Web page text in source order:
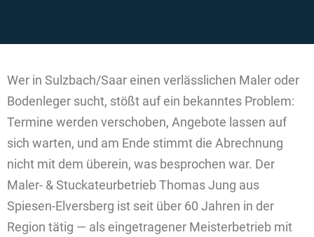
Wer in Sulzbach/Saar einen verlässlichen Maler oder
Bodenleger sucht, stößt auf ein bekanntes Problem:
Termine werden verschoben, Angebote lassen auf
sich warten, und am Ende stimmt die Abrechnung
nicht mit dem überein, was besprochen war. Der
Maler- & Stuckateurbetrieb Thomas Jung aus
Spiesen-Elversberg ist seit über 60 Jahren in der
Region tätig — als eingetragener Meisterbetrieb mit